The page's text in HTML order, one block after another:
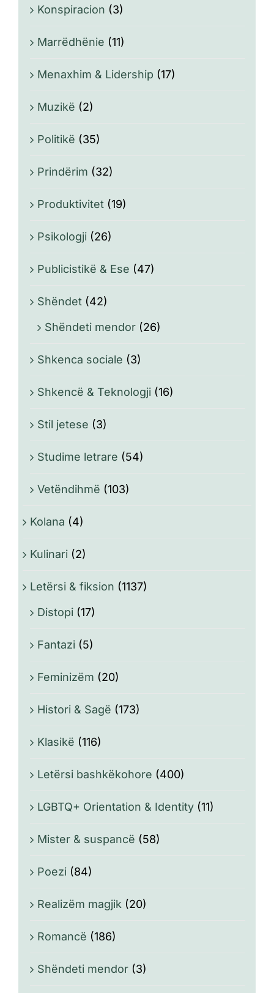
Konspiracion (3)
Marrëdhënie (11)
Menaxhim & Lidership (17)
Muzikë (2)
Politikë (35)
Prindërim (32)
Produktivitet (19)
Psikologji (26)
Publicistikë & Ese (47)
Shëndet (42)
Shëndeti mendor (26)
Shkenca sociale (3)
Shkencë & Teknologji (16)
Stil jetese (3)
Studime letrare (54)
Vetëndihmë (103)
Kolana (4)
Kulinari (2)
Letërsi & fiksion (1137)
Distopi (17)
Fantazi (5)
Feminizëm (20)
Histori & Sagë (173)
Klasikë (116)
Letërsi bashkëkohore (400)
LGBTQ+ Orientation & Identity (11)
Mister & suspancë (58)
Poezi (84)
Realizëm magjik (20)
Romancë (186)
Shëndeti mendor (3)